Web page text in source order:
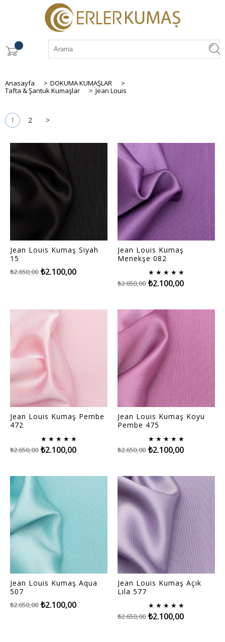
Anasayfa > DOKUMA KUMAŞLAR
>
Tafta & Şantuk Kumaşlar
> Jean Louis
1 2 >
Jean Louis Kumaş Siyah
15
₺2.100,00
₺2.650,00
Jean Louis Kumaş
Menekşe 082
★ ★ ★ ★ ★
₺2.100,00
₺2.650,00
Jean Louis Kumaş Pembe
472
★ ★ ★ ★ ★
₺2.100,00
₺2.650,00
Jean Louis Kumaş Koyu
Pembe 475
★ ★ ★ ★ ★
₺2.100,00
₺2.650,00
Jean Louis Kumaş Aqua
507
₺2.100,00
₺2.650,00
Jean Louis Kumaş Açık
Lila 577
★ ★ ★ ★ ★
₺2.100,00
₺2.650,00